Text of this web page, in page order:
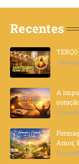
Recentes
A
Amor,